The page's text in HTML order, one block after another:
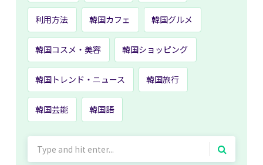
利用方法 韓国カフェ 韓国グルメ
韓国コスメ・美容 韓国ショッピング
韓国トレンド・ニュース 韓国旅行
韓国芸能 韓国語